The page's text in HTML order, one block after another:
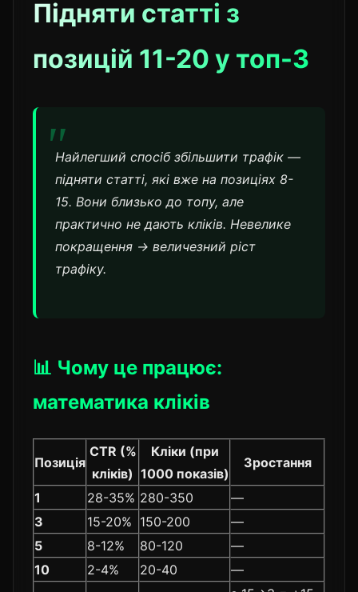
Підняти статті з
позицій 11-20 у топ-3
Найлегший спосіб збільшити трафік —
підняти статті, які вже на позиціях 8-
15. Вони близько до топу, але
практично не дають кліків. Невелике
покращення → величезний ріст
трафіку.
📊 Чому це працює:
математика кліків
Позиція
CTR (%
кліків)
Кліки (при
1000 показів)
Зростання
1 28-35% 280-350
—
3
15-20% 150-200
—
5
8-12% 80-120
—
10
2-4% 20-40
—